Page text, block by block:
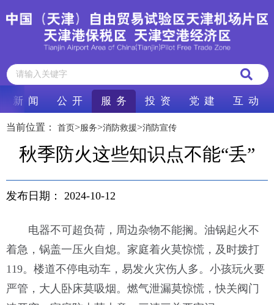
新 闻 公 开 服 务 投 资 党 建 互 动
当前位置： 首页>服务>消防救援>消防宣传
秋季防火这些知识点不能“丢”
发布日期： 2024-10-12
电器不可超负荷，周边杂物不能搁。油锅起火不
着急，锅盖一压火自熄。家庭着火莫惊慌，及时拨打
119。楼道不停电动车，易发火灾伤人多。小孩玩火要
严管，大人卧床莫吸烟。燃气泄漏莫惊慌，快关阀门